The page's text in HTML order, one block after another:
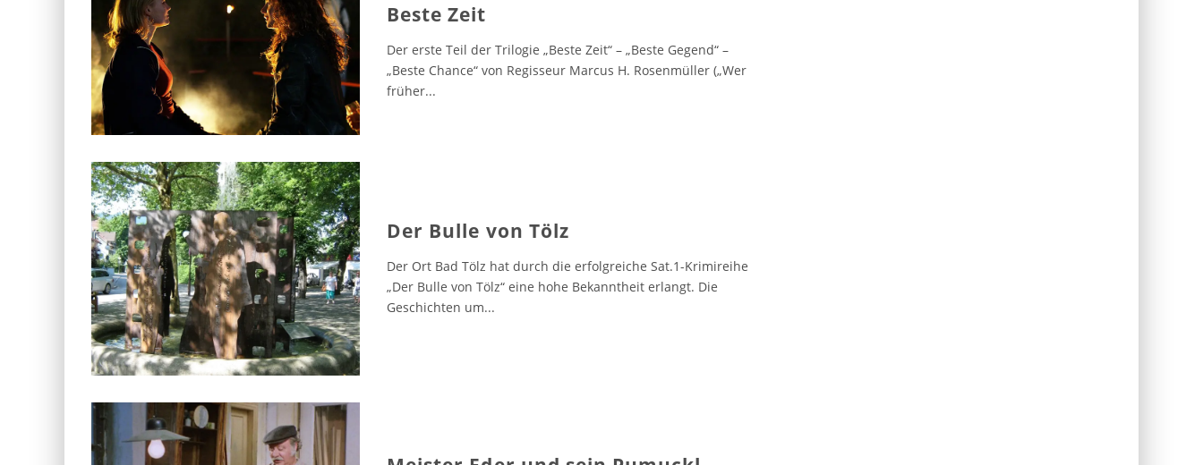
Beste Zeit
Der erste Teil der Trilogie „Beste Zeit“ – „Beste Gegend“ –
„Beste Chance“ von Regisseur Marcus H. Rosenmüller („Wer
früher...
Der Bulle von Tölz
Der Ort Bad Tölz hat durch die erfolgreiche Sat.1-Krimireihe
„Der Bulle von Tölz“ eine hohe Bekanntheit erlangt. Die
Geschichten um...